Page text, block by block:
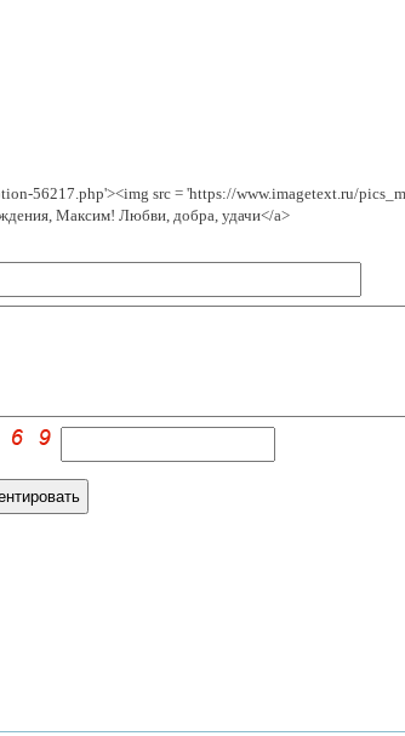
56217.php'><img src = 'https://www.imagetext.ru/
Максим! Любви, добра, удачи</a>